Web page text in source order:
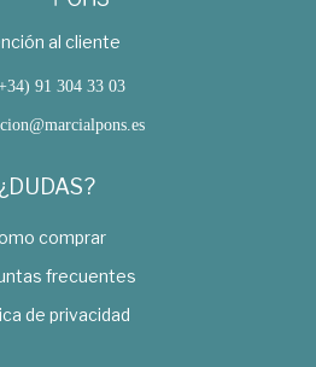
al cliente
91 304 33 03
¿DUDAS?
comprar
frecuentes
de privacidad